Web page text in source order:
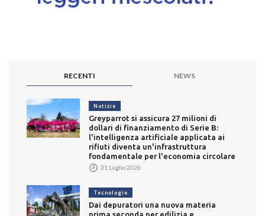
RECENTI NEWS
Notizie
Greyparrot si assicura 27 milioni di
dollari di finanziamento di Serie B:
l'intelligenza artificiale applicata ai
rifiuti diventa un'infrastruttura
fondamentale per l'economia circolare
31 Luglio 2026
Tecnologie
Dai depuratori una nuova materia